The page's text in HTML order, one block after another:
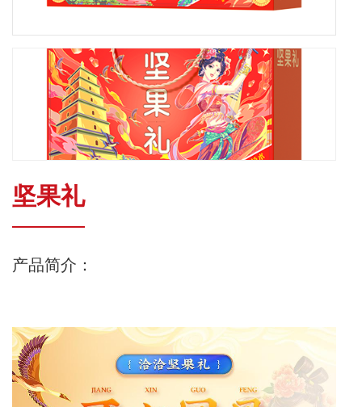
坚果礼
产品简介：